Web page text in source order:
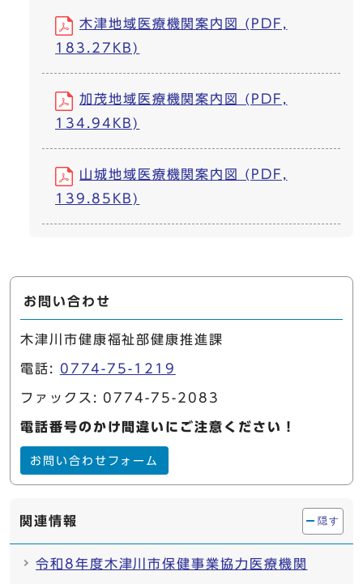
木津地域医療機関案内図 (PDF,
183.27KB)
加茂地域医療機関案内図 (PDF,
134.94KB)
山城地域医療機関案内図 (PDF,
139.85KB)
お問い合わせ
木津川市健康福祉部健康推進課
電話: 0774-75-1219
ファックス: 0774-75-2083
電話番号のかけ間違いにご注意ください！
お問い合わせフォーム
関連情報 隠す
令和8年度木津川市保健事業協力医療機関